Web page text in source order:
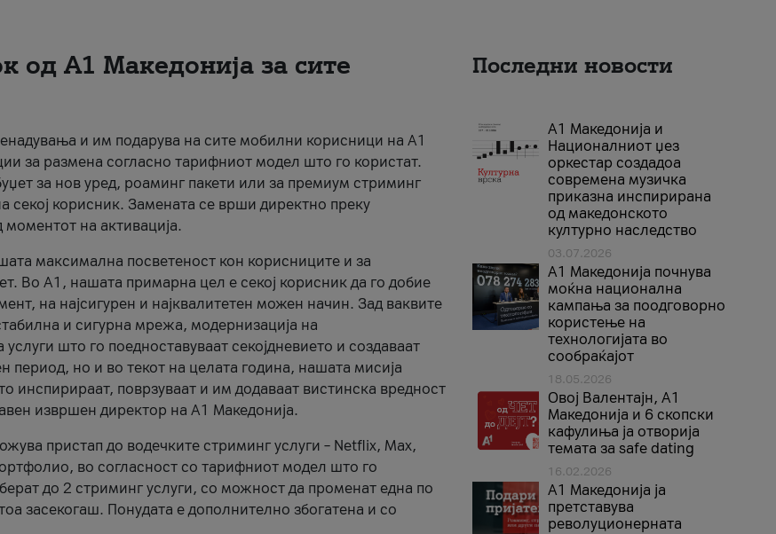
од А1 Македонија за сите
и им подарува на сите мобилни корисници на A1
за размена согласно тарифниот модел што го користат.
за нов уред, роаминг пакети или за премиум стриминг
секој корисник. Замената се врши директно преку
на активација.
максимална посветеност кон корисниците и за
Во А1, нашата примарна цел е секој корисник да го добие
на најсигурен и најквалитетен можен начин. Зад ваквите
и сигурна мрежа, модернизација на
што го поедноставуваат секојдневието и создаваат
период, но и во текот на целата година, нашата мисија
инспирираат, поврзуваат и им додаваат вистинска вредност
извршен директор на А1 Македонија.
пристап до водечките стриминг услуги – Netflix, Max,
во согласност со тарифниот модел што го
до 2 стриминг услуги, со можност да променат една по
засекогаш. Понудата е дополнително збогатена и со
Последни новости
А1 Македонија и
Националниот џез
оркестар создадоа
современа музичка
приказна инспирирана
од македонското
културно наследство
03.07.2026
A1 Македонија почнува
моќна национална
кампања за поодговорно
користење на
технологијата во
сообраќајот
18.05.2026
Овој Валентајн, A1
Македонија и 6 скопски
кафулиња ја отворија
темата за safe dating
16.02.2026
А1 Македонија ја
претставува
револуционерната